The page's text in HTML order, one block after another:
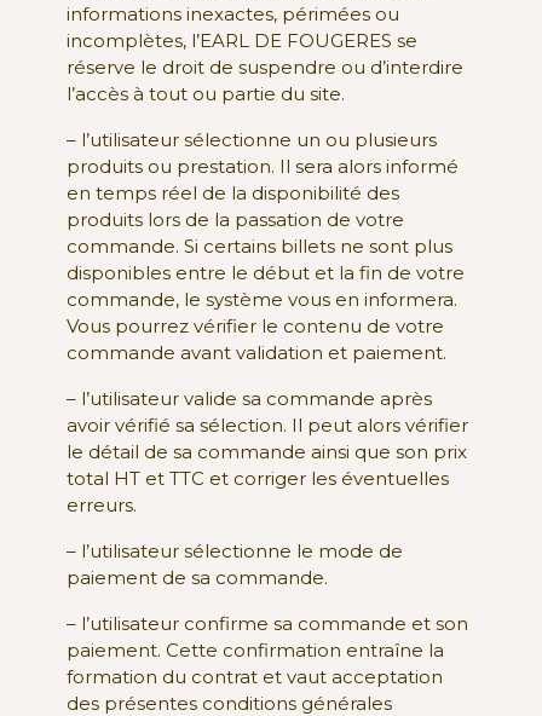
informations inexactes, périmées ou
incomplètes, l’EARL DE FOUGERES se
réserve le droit de suspendre ou d’interdire
l’accès à tout ou partie du site.
– l’utilisateur sélectionne un ou plusieurs
produits ou prestation. Il sera alors informé
en temps réel de la disponibilité des
produits lors de la passation de votre
commande. Si certains billets ne sont plus
disponibles entre le début et la fin de votre
commande, le système vous en informera.
Vous pourrez vérifier le contenu de votre
commande avant validation et paiement.
– l’utilisateur valide sa commande après
avoir vérifié sa sélection. Il peut alors vérifier
le détail de sa commande ainsi que son prix
total HT et TTC et corriger les éventuelles
erreurs.
– l’utilisateur sélectionne le mode de
paiement de sa commande.
– l’utilisateur confirme sa commande et son
paiement. Cette confirmation entraîne la
formation du contrat et vaut acceptation
des présentes conditions générales